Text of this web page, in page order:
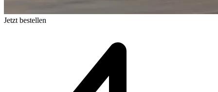
Jetzt bestellen